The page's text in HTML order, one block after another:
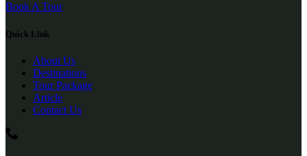
Book A Tour
Quick Link
About Us
Destinations
Tour Package
Article
Contact Us